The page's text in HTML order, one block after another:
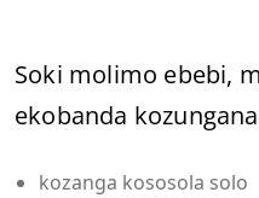
Soki molimo ebebi,
ekobanda
kozanga kososola solo